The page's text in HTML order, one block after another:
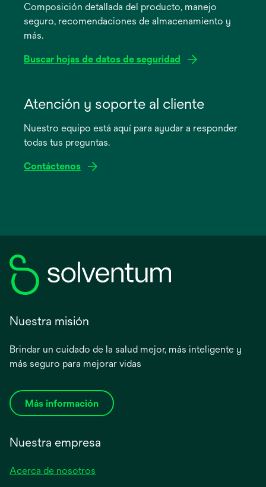
pestaña
nueva
Composición detallada del producto, manejo
seguro, recomendaciones de almacenamiento y
más.
Buscar hojas de datos de seguridad
abre
pestaña
Atención y soporte al cliente
Nuestro equipo está aquí para ayudar a responder
todas tus preguntas.
Contáctenos
Nuestra misión
Brindar un cuidado de la salud mejor, más inteligente y
más seguro para mejorar vidas
Más información
Nuestra empresa
Acerca de nosotros